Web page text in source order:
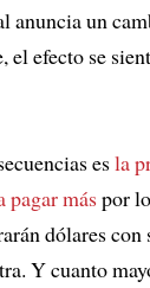
anuncia un
el efecto se
esla
pagar máspor
dólares con
Y cuanto